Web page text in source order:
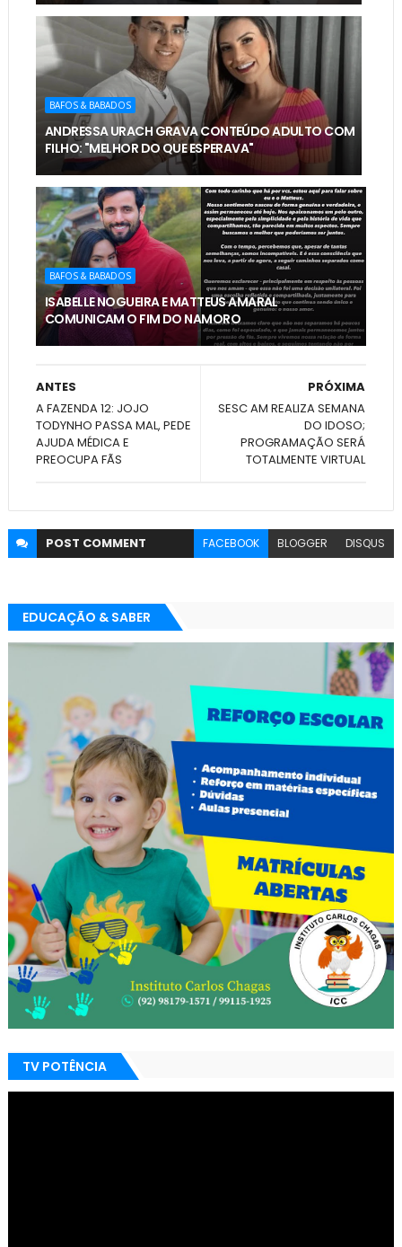
BAFOS & BABADOS
ANDRESSA URACH GRAVA CONTEÚDO ADULTO COM
FILHO: "MELHOR DO QUE ESPERAVA"
BAFOS & BABADOS
ISABELLE NOGUEIRA E MATTEUS AMARAL
COMUNICAM O FIM DO NAMORO
PRÓXIMA
SESC AM REALIZA SEMANA
DO IDOSO;
PROGRAMAÇÃO SERÁ
TOTALMENTE VIRTUAL
ANTES
A FAZENDA 12: JOJO
TODYNHO PASSA MAL, PEDE
AJUDA MÉDICA E
PREOCUPA FÃS
POST COMMENT FACEBOOK BLOGGER DISQUS
EDUCAÇÃO & SABER
TV POTÊNCIA